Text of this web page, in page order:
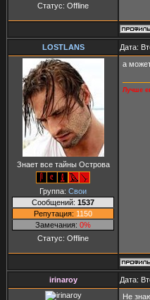
Статус: Offline
LOSTLANS Дата:
Знает все тайны Острова
Группа: Свои
Сообщений: 1537
Репутация: 1150
Замечания: 0%
Статус: Offline
а
Лучше
irinaroy Дата:
Не